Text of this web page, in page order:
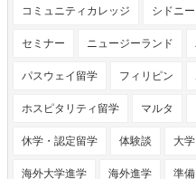
コミュニティカレッジ シドニー
セミナー ニュージーランド
パスウェイ留学 フィリピン
ホスピタリティ留学 マルタ
休学・認定留学 体験談 大学
海外大学進学 海外進学 準備